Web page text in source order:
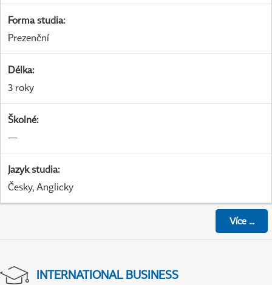
Forma studia:
Prezenční
Délka:
3 roky
Školné:
—
Jazyk studia:
Česky, Anglicky
Více...
INTERNATIONAL BUSINESS